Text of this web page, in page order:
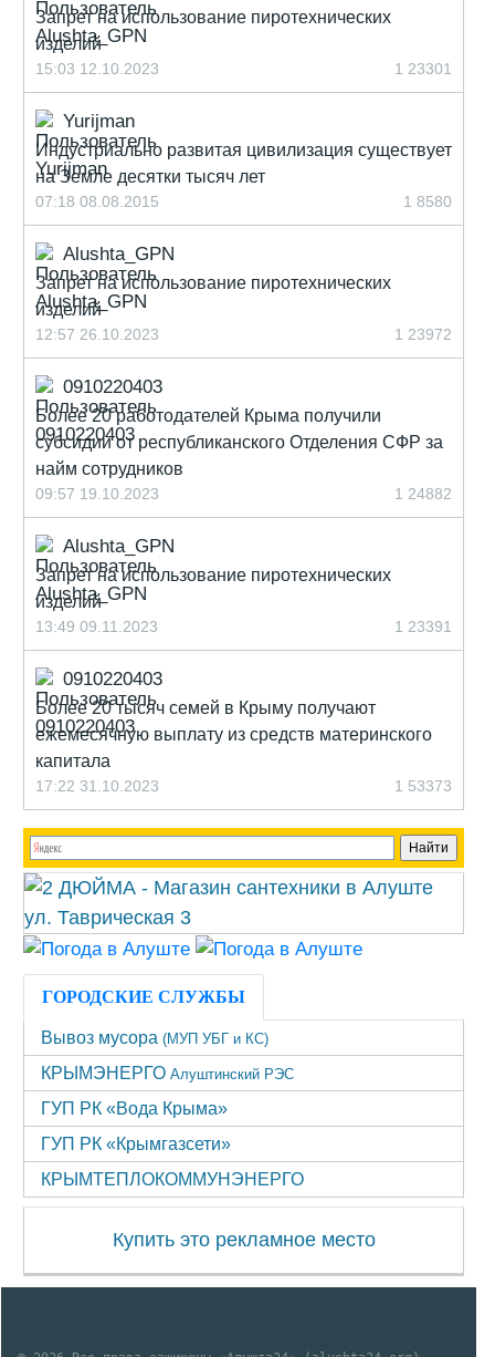
Запрет на использование пиротехнических
изделий
15:03 12.10.2023 1 23301
Yurijman
Индустриально развитая цивилизация существует
на Земле десятки тысяч лет
07:18 08.08.2015 1 8580
Alushta_GPN
Запрет на использование пиротехнических
изделий
12:57 26.10.2023 1 23972
0910220403
Более 20 работодателей Крыма получили
субсидии от республиканского Отделения СФР за
найм сотрудников
09:57 19.10.2023 1 24882
Alushta_GPN
Запрет на использование пиротехнических
изделий
13:49 09.11.2023 1 23391
0910220403
Более 20 тысяч семей в Крыму получают
ежемесячную выплату из средств материнского
капитала
17:22 31.10.2023 1 53373
ГОРОДСКИЕ СЛУЖБЫ
Вывоз мусора (МУП УБГ и КС)
КРЫМЭНЕРГО Алуштинский РЭС
ГУП РК «Вода Крыма»
ГУП РК «Крымгазсети»
КРЫМТЕПЛОКОММУНЭНЕРГО
Купить это рекламное место